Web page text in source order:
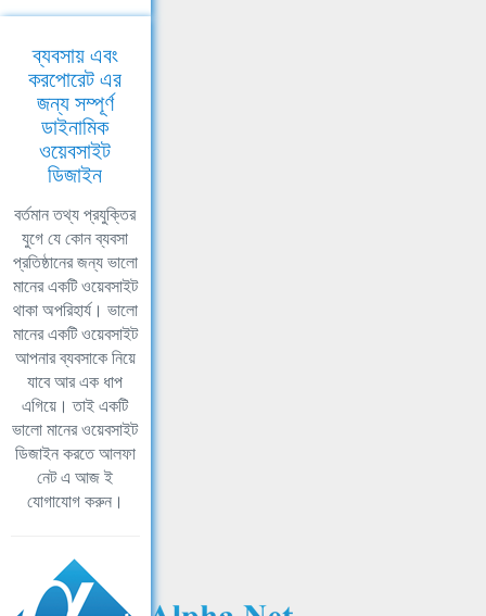
ব্যবসায় এবং
করপোরেট এর
জন্য সম্পূর্ণ
ডাইনামিক
ওয়েবসাইট
ডিজাইন
বর্তমান তথ্য প্রযুক্তির
যুগে যে কোন ব্যবসা
প্রতিষ্ঠানের জন্য ভালো
মানের একটি ওয়েবসাইট
থাকা অপরিহার্য। ভালো
মানের একটি ওয়েবসাইট
আপনার ব্যবসাকে নিয়ে
যাবে আর এক ধাপ
এগিয়ে। তাই একটি
ভালো মানের ওয়েবসাইট
ডিজাইন করতে আলফা
নেট এ আজ ই
যোগাযোগ করুন।